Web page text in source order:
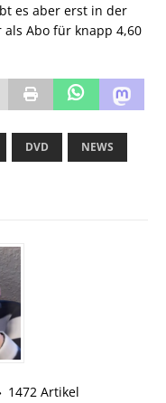
es aber erst in der
als Abo für knapp 4,60
DVD NEWS
1472 Artikel